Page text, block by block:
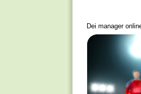
Dei manager